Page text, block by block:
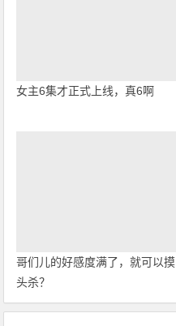
女主6集才正式上线，真6啊
哥们儿的好感度满了，就可以摸
头杀？